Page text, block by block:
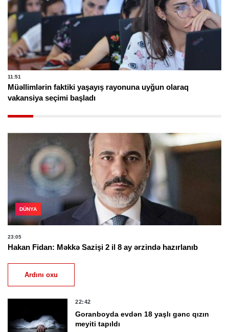
11:51
Müəllimlərin faktiki yaşayış rayonuna uyğun olaraq
vakansiya seçimi başladı
DÜNYA
23:05
Hakan Fidan: Məkkə Sazişi 2 il 8 ay ərzində hazırlanıb
Ardını oxu
22:42
Goranboyda evdən 18 yaşlı gənc qızın
meyiti tapıldı